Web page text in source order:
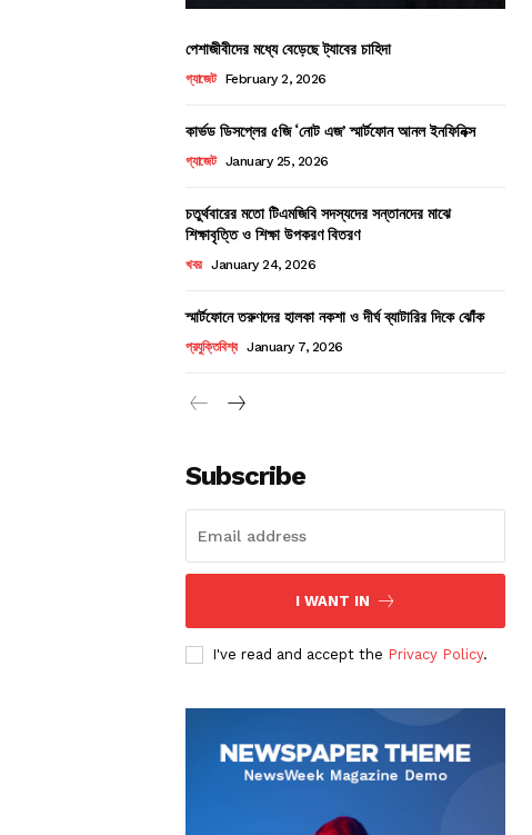
পেশাজীবীদের মধ্যে বেড়েছে ট্যাবের চাহিদা
গ্যাজেট February 2, 2026
কার্ভড ডিসপ্লের ৫জি ‘নোট এজ’ স্মার্টফোন আনল ইনফিনিক্স
গ্যাজেট January 25, 2026
চতুর্থবারের মতো টিএমজিবি সদস্যদের সন্তানদের মাঝে
শিক্ষাবৃত্তি ও শিক্ষা উপকরণ বিতরণ
খবর January 24, 2026
স্মার্টফোনে তরুণদের হালকা নকশা ও দীর্ঘ ব্যাটারির দিকে ঝোঁক
প্রযুক্তিবিশ্ব January 7, 2026
Subscribe
I WANT IN
I've read and accept the Privacy Policy.